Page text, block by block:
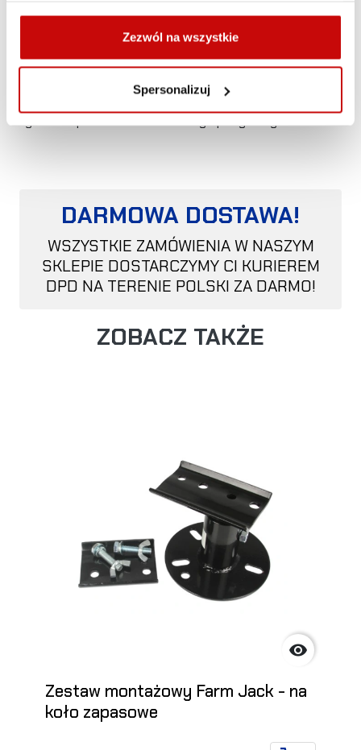
Zezwól na wszystkie
Spersonalizuj
potrzebowalibyśmy bardzo długiego podnośnika.
Z pomocą przychodzi chwyt do felgi, który znacząco
gumowa podkładka do ochrony opony i felgi
DARMOWA DOSTAWA!
WSZYSTKIE ZAMÓWIENIA W NASZYM
SKLEPIE DOSTARCZYMY CI KURIEREM
DPD NA TERENIE POLSKI ZA DARMO!
ZOBACZ TAKŻE

Zestaw montażowy Farm Jack - na
koło zapasowe